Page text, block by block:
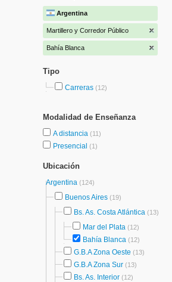
Argentina
Martillero y Corredor Público
Bahía Blanca
Tipo
Carreras (12)
Modalidad de Enseñanza
A distancia (11)
Presencial (1)
Ubicación
Argentina (124)
Buenos Aires (19)
Bs. As. Costa Atlántica (13)
Mar del Plata (12)
Bahía Blanca (12)
G.B.A Zona Oeste (13)
G.B.A Zona Sur (13)
Bs. As. Interior (12)